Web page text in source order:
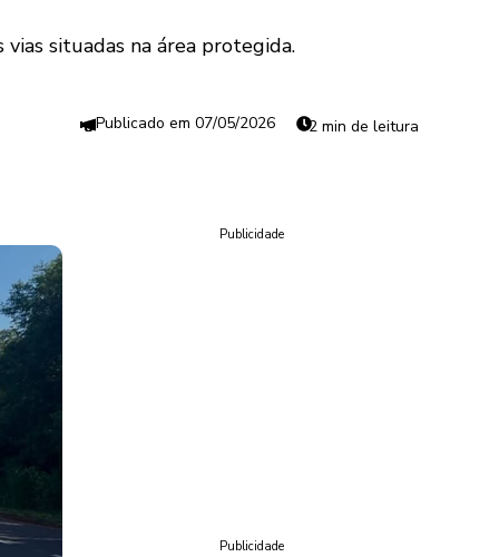
situadas na área protegida.
07/05/2026 2 min de leitura
Publicidade
Publicidade